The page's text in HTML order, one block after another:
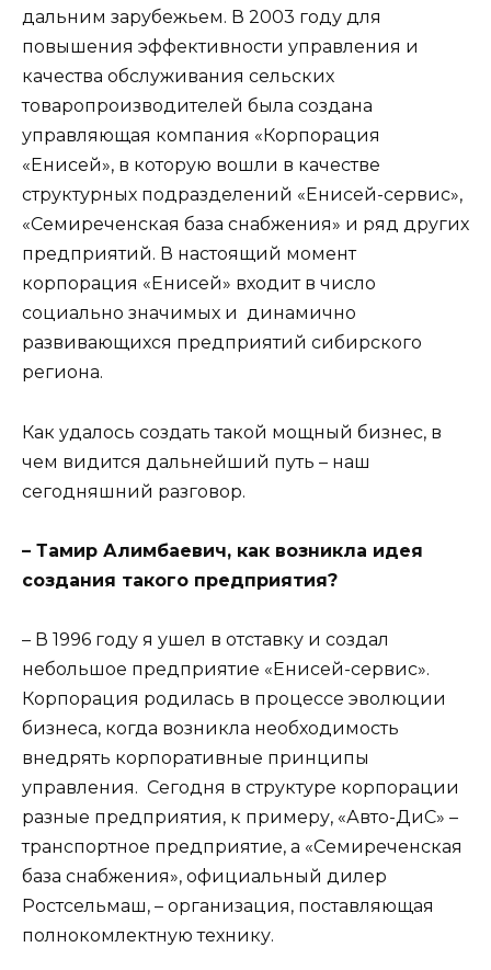
дальним зарубежьем. В 2003 году для
повышения эффективности управления и
качества обслуживания сельских
товаропроизводителей была создана
управляющая компания «Корпорация
«Енисей», в которую вошли в качестве
структурных подразделений «Енисей-сервис»,
«Семиреченская база снабжения» и ряд других
предприятий. В настоящий момент
корпорация «Енисей» входит в число
социально значимых и динамично
развивающихся предприятий сибирского
региона.
Как удалось создать такой мощный бизнес, в
чем видится дальнейший путь – наш
сегодняшний разговор.
– Тамир Алимбаевич, как возникла идея
создания такого предприятия?
– В 1996 году я ушел в отставку и создал
небольшое предприятие «Енисей-сервис».
Корпорация родилась в процессе эволюции
бизнеса, когда возникла необходимость
внедрять корпоративные принципы
управления. Сегодня в структуре корпорации
разные предприятия, к примеру, «Авто-ДиС» –
транспортное предприятие, а «Семиреченская
база снабжения», официальный дилер
Ростсельмаш, – организация, поставляющая
полнокомлектную технику.